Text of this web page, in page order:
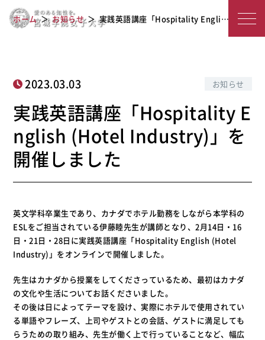
宮
女
子
大
学
実践英語講座「Hospitality English
(Hotel Industry)」を開催しました
ホーム お知らせ 実践英語講座「Hospitality Engli…
2023.03.03 お知らせ
実践英語講座「Hospitality E
nglish (Hotel Industry)」を
開催しました
英文学科卒業生であり、カナダでホテル勤務をしながら本学科の
ESLをご担当されている伊藤睦先生が講師となり、2月14日・16
日・21日・28日に実践英語講座「Hospitality English (Hotel
Industry)」をオンラインで開催しました。
先生はカナダから授業をしてくださっているため、最初はカナダ
の文化や生活についてお話くださいました。
その後は日によってテーマを設け、実際にホテルで使用されてい
る単語やフレーズ、上司やゲストとの会話、ゲストに満足しても
らうための取り組み、先生が働く上で行っていることなど、幅広